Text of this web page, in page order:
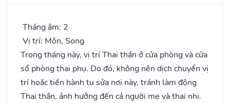
Tháng âm: 2
Vị trí: Môn, Song
Trong tháng này, vị trí Thai thần ở cửa phòng và cửa
sổ phòng thai phụ. Do đó, không nên dịch chuyển vị
trí hoặc tiến hành tu sửa nơi này, tránh làm động
Thai thần, ảnh hưởng đến cả người mẹ và thai nhi.